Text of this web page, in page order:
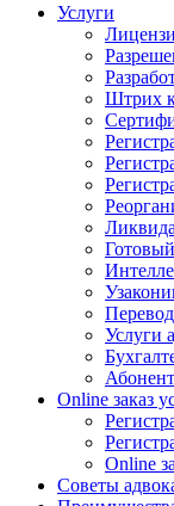
Услуги
Штрих
Услуги
Online заказ
Online
Советы